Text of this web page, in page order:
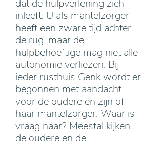
dat de hulpverlening zich
inleeft. U als mantelzorger
heeft een zware tijd achter
de rug, maar de
hulpbehoeftige mag niet alle
autonomie verliezen. Bij
ieder rusthuis Genk wordt er
begonnen met aandacht
voor de oudere en zijn of
haar mantelzorger. Waar is
vraag naar? Meestal kijken
de oudere en de